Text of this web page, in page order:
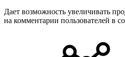
Дает возможность увеличивать
на комментарии пользователей в